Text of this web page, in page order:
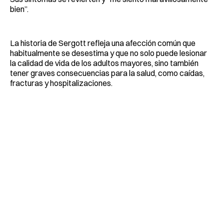
bien”.
La historia de Sergott refleja una afección común que
habitualmente se desestima y que no solo puede lesionar
la calidad de vida de los adultos mayores, sino también
tener graves consecuencias para la salud, como caídas,
fracturas y hospitalizaciones.